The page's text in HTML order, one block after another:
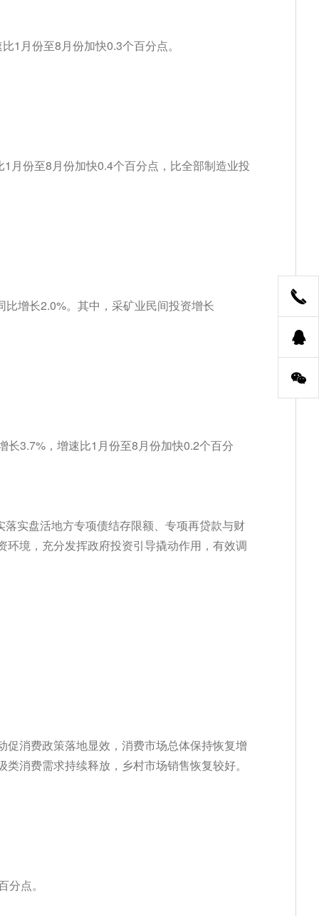
1月份至8月份加快0.3个百分点。
月份至8月份加快0.4个百分点，比全部制造业投
增长2.0%。其中，采矿业民间投资增长
3.7%，增速比1月份至8月份加快0.2个百分
实盘活地方专项债结存限额、专项再贷款与财
境，充分发挥政府投资引导撬动作用，有效调
消费政策落地显效，消费市场总体保持恢复增
消费需求持续释放，乡村市场销售恢复较好。
点。